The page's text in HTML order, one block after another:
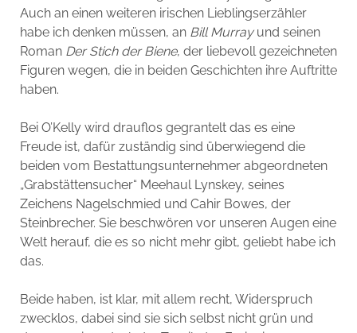
Auch an einen weiteren irischen Lieblingserzähler
habe ich denken müssen, an Bill Murrayund seinen
Roman Der Stich der Biene, der liebevoll gezeichneten
Figuren wegen, die in beiden Geschichten ihre Auftritte
haben.
Bei O’Kelly wird drauflos gegrantelt das es eine
Freude ist, dafür zuständig sind überwiegend die
beiden vom Bestattungsunternehmer abgeordneten
„Grabstättensucher“ Meehaul Lynskey, seines
Zeichens Nagelschmied und Cahir Bowes, der
Steinbrecher. Sie beschwören vor unseren Augen eine
Welt herauf, die es so nicht mehr gibt, geliebt habe ich
das.
Beide haben, ist klar, mit allem recht, Widerspruch
zwecklos, dabei sind sie sich selbst nicht grün und